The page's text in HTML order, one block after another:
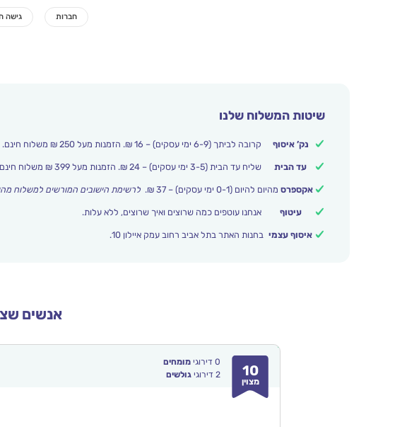
שיטות המשלוח שלנו
נק’ איסוף קרובה לביתך (6-9 ימי עסקים) – 16 ₪. הזמנות מעל 250 ₪ משלוח חינם.
עד הבית שליח עד הבית (3-5 ימי עסקים) – 24 ₪. הזמנות מעל 399 ₪ משלוח חינם.
אקספרס מהיום להיום (0-1 ימי עסקים) – 37 ₪. לרשימת הישובים המורשים למשלוח
עיטוף אנחנו עוטפים כמה שרוצים ואיך שרוצים, ללא עלות.
איסוף עצמי בחנות האתר בתל אביב רחוב עמק איילון 10.
אנשים
10
מצוין
0 דירוגימומחים
2 דירוגיגולשים